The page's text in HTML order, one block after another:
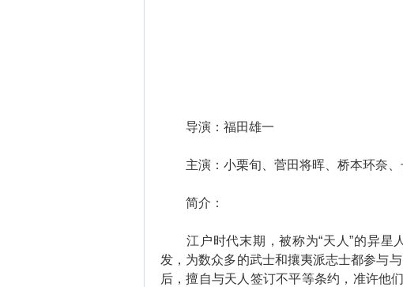
导演：福田雄一
主演：小栗旬、菅田将晖、桥本环奈、
简介：
江户时代末期，被称为“天人”的异星
发，为数众多的武士和攘夷派志士都参与
后，擅自与天人签订不平等条约，准许他